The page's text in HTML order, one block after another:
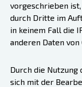
vorgeschrieben
durch Dritte im
in keinem Fall die
anderen Daten
Durch die
sich mit der